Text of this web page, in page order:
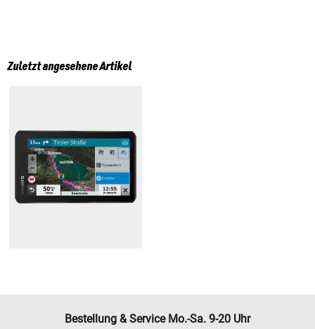
Zuletzt angesehene Artikel
Bestellung & Service Mo.-Sa. 9-20 Uhr